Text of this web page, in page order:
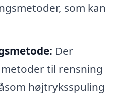
som kan
Der
til rensning
højtryksspuling